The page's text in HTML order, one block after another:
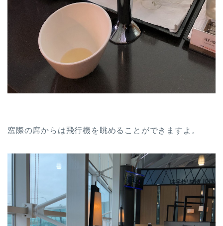
窓際の席からは飛行機を眺めることができますよ。